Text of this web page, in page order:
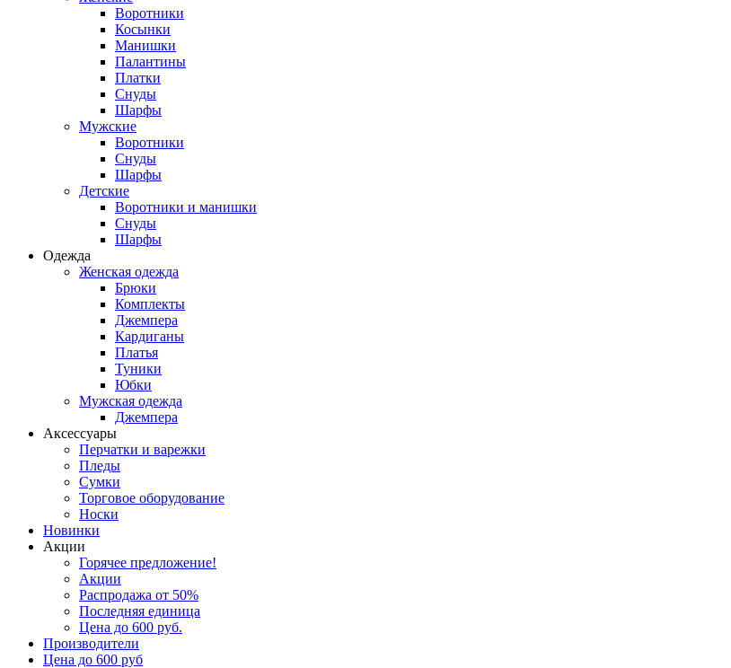
Воротники
Косынки
Манишки
Палантины
Платки
Снуды
Шарфы
Мужские
Воротники
Снуды
Шарфы
Детские
Воротники и манишки
Снуды
Шарфы
Одежда
Женская одежда
Брюки
Комплекты
Джемпера
Кардиганы
Платья
Туники
Юбки
Мужская одежда
Джемпера
Аксессуары
Перчатки и варежки
Пледы
Сумки
Торговое оборудование
Носки
Новинки
Акции
Горячее предложение!
Акции
Распродажа от 50%
Последняя единица
Цена до 600 руб.
Производители
Цена до 600 руб